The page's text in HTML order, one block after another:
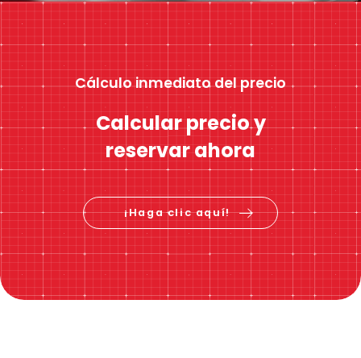
Cálculo inmediato del precio
Calcular precio y
reservar ahora
¡Haga clic aquí!